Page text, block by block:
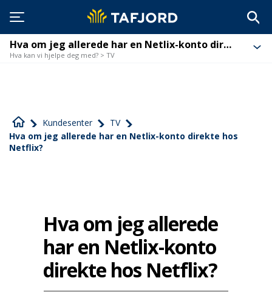
Hva om jeg allerede har en Netlix-konto direkte hos Netflix?
Hva kan vi hjelpe deg med? > TV
Kundesenter
TV
Hva om jeg allerede har en Netlix-konto direkte hos
Netflix?
Hva om jeg allerede
har en Netlix-konto
direkte hos Netflix?